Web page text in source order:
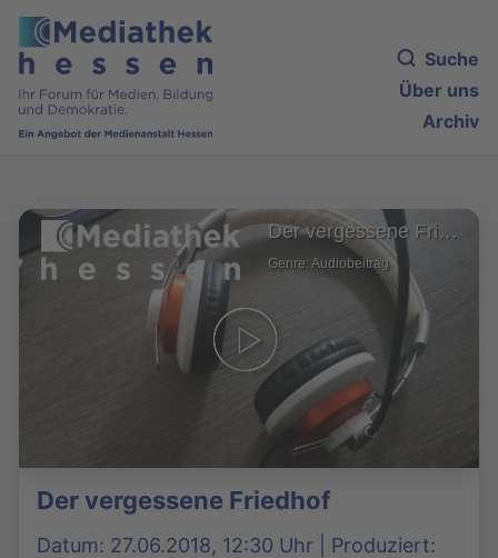
Suche
Über uns
Archiv
Der vergessene Friedhof
Genre: Audiobeitrag
Der vergessene Friedhof
Datum: 27.06.2018, 12:30 Uhr | Produziert: